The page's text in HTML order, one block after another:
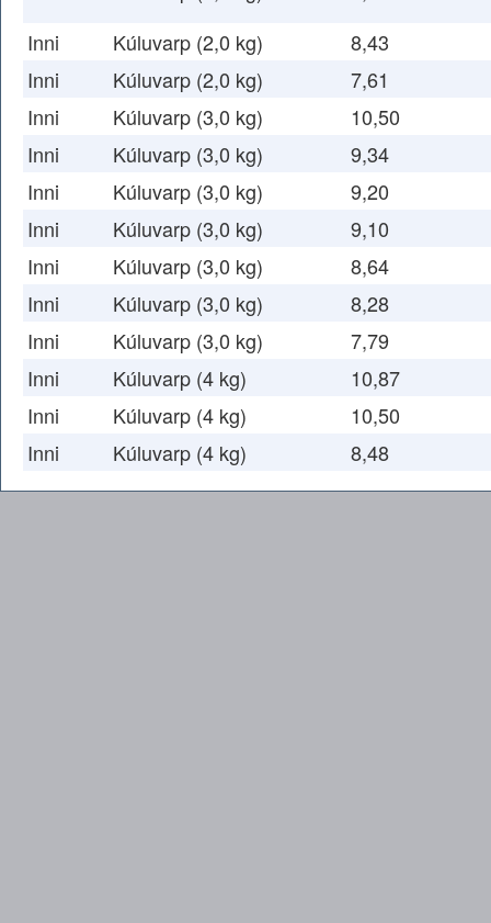
Inni
Kúluvarp (2,0 kg)
8,43
Inni
Kúluvarp (2,0 kg)
7,61
Inni
Kúluvarp (3,0 kg)
10,50
Inni
Kúluvarp (3,0 kg)
9,34
Inni
Kúluvarp (3,0 kg)
9,20
Inni
Kúluvarp (3,0 kg)
9,10
Inni
Kúluvarp (3,0 kg)
8,64
Inni
Kúluvarp (3,0 kg)
8,28
Inni
Kúluvarp (3,0 kg)
7,79
Inni
Kúluvarp (4 kg)
10,87
Inni
Kúluvarp (4 kg)
10,50
Inni
Kúluvarp (4 kg) 8,48